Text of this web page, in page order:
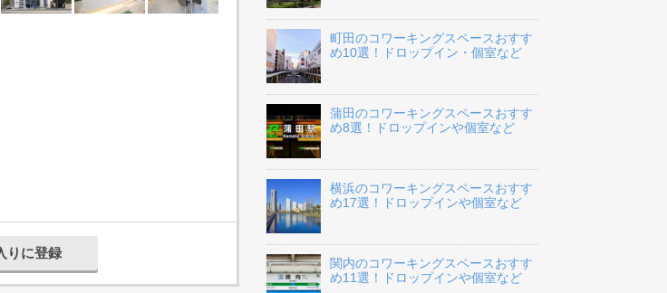
りに登録
町田のコワーキングスペースおすす
め10選！ドロップイン・個室など
蒲田のコワーキングスペースおすす
め8選！ドロップインや個室など
横浜のコワーキングスペースおすす
め17選！ドロップインや個室など
関内のコワーキングスペースおすす
め11選！ドロップインや個室など